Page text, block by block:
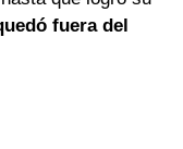
fuera del